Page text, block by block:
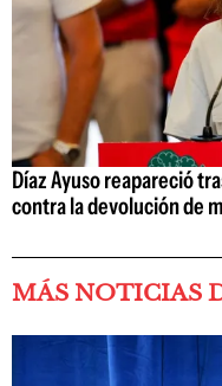
Díaz Ayuso reapareció
contra la devolución de
MÁS NOTICIAS